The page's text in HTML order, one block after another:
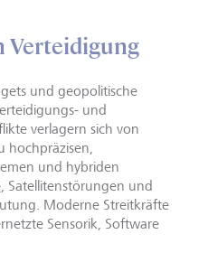
Verteidigung
und geopolitische
und
verlagern sich von
hochpräzisen,
und hybriden
, Satellitenstörungen und
Moderne Streitkräfte
Sensorik, Software